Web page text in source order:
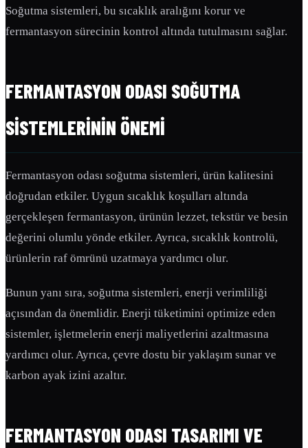
Soğutma sistemleri, bu sıcaklık aralığını korur ve
fermantasyon sürecinin kontrol altında tutulmasını sağlar.
FERMANTASYON ODASI SOĞUTMA
SISTEMLERININ ÖNEMI
Fermantasyon odası soğutma sistemleri, ürün kalitesini
doğrudan etkiler. Uygun sıcaklık koşulları altında
gerçekleşen fermantasyon, ürünün lezzet, tekstür ve besin
değerini olumlu yönde etkiler. Ayrıca, sıcaklık kontrolü,
ürünlerin raf ömrünü uzatmaya yardımcı olur.
Bunun yanı sıra, soğutma sistemleri, enerji verimliliği
açısından da önemlidir. Enerji tüketimini optimize eden
sistemler, işletmelerin enerji maliyetlerini azaltmasına
yardımcı olur. Ayrıca, çevre dostu bir yaklaşım sunar ve
karbon ayak izini azaltır.
FERMANTASYON ODASI TASARIMI VE